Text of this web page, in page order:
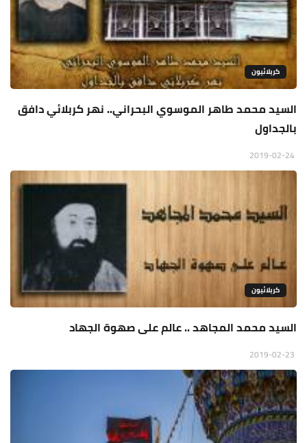
كربلائيون
السيد محمد طاهر الموسوي البحراني.. نهر كربلائي دافق
بالجداول
كربلائيون
السيد محمد المجاهد .. عالم على صهوة الجهاد